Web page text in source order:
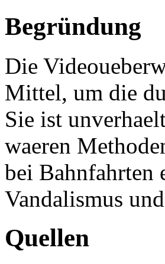
Begründung
Die
Mittel, um die
Sie ist
waeren
bei Bahnfahrten
Vandalismus
Quellen